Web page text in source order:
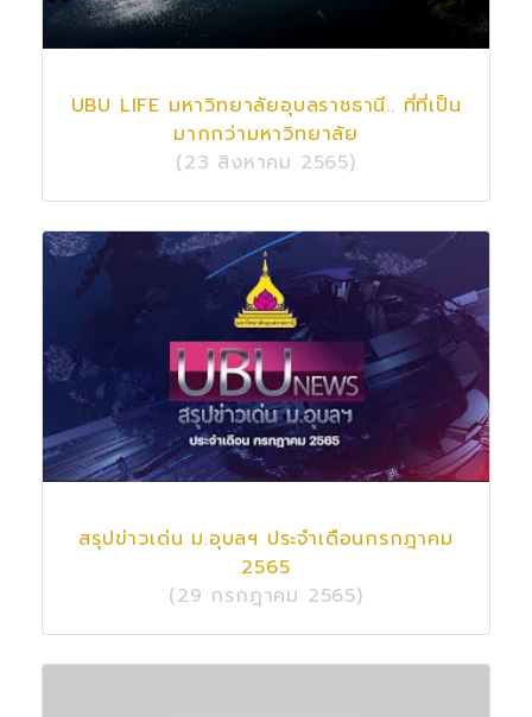
UBU LIFE มหาวิทยาลัยอุบลราชธานี.. ที่ที่เป็น
มากกว่ามหาวิทยาลัย
(23 สิงหาคม 2565)
สรุปข่าวเด่น ม.อุบลฯ ประจำเดือนกรกฎาคม
2565
(29 กรกฎาคม 2565)